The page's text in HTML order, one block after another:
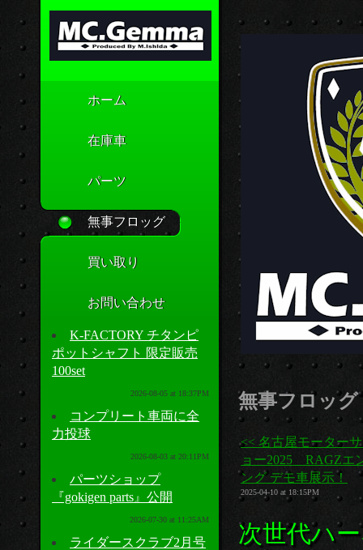
ホーム
在庫車
パーツ
無事フロッグ
買い取り
お問い合わせ
K-FACTORY チタンピ
ポットシャフト 限定販売
100set
2026-08-05 at 18:37PM
コンプリート車両に全
力投球
2026-08-03 at 20:11PM
パーツショップ
『gokigen parts』公開
2026-07-30 at 11:25AM
ライダースクラブ2月号
無事フロッグ
<< 名古屋モーター
ョー2025 RAGZエ
ング デモ車展示！
2025-04-10 at 18:15PM
次世代ハ